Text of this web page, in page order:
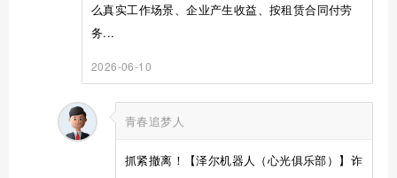
么真实工作场景、企业产生收益、按租赁合同付劳
务...
2026-06-10
青春追梦人
抓紧撤离！【泽尔机器人（心光俱乐部）】诈